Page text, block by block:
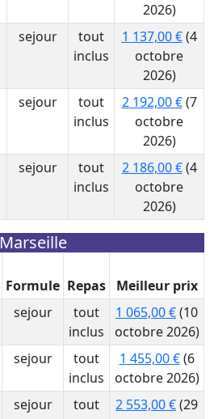
2026)
sejour
tout
inclus
1 137,00 €(4
octobre
2026)
sejour
tout
inclus
2 192,00 €(7
octobre
2026)
sejour
tout
inclus
2 186,00 €(4
octobre
2026)
Marseille
Formule Repas
Meilleur prix
sejour
tout
inclus
1 065,00 €(10
octobre 2026)
sejour
tout
inclus
1 455,00 €(6
octobre 2026)
sejour
tout
2 553,00 €(29